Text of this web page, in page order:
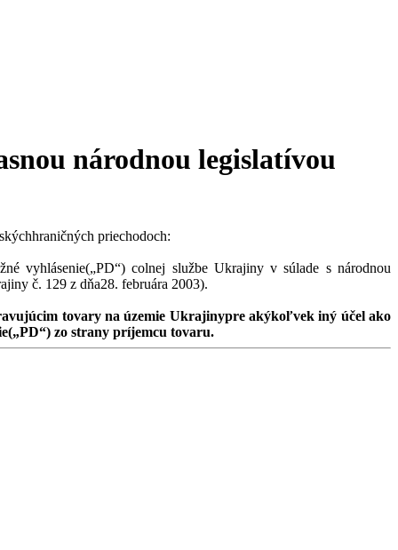
národnou legislatívou
priechodoch:
vyhlásenie(„PD“) colnej službe Ukrajiny v súlade s národnou
č. 129 z dňa28. februára 2003).
tovary na územie Ukrajinypre akýkoľvek iný účel ako
zo strany príjemcu tovaru.